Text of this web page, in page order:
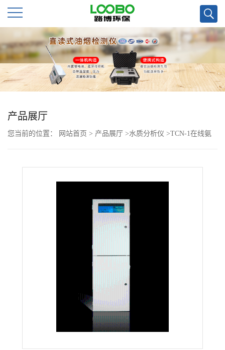
公
司
首
页
公
产品展厅
您当前的位置： 网站首页 > 产品展厅 >水质分析仪 >TCN-1在线氨